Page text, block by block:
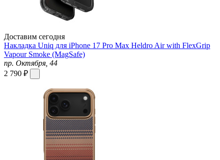
Доставим сегодня
Накладка Uniq для iPhone 17 Pro Max Heldro Air with FlexGrip
Vapour Smoke (MagSafe)
пр. Октября, 44
2 790 ₽